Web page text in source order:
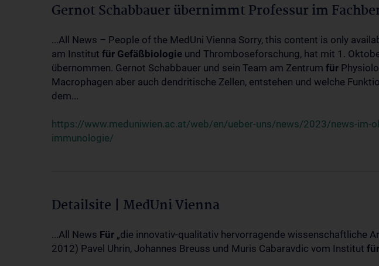
Gernot Schabbauer übernimmt Professur im
...All News – People of the MedUni Vienna Sorry, this content is only
am Institut für Gefäßbiologie und Thromboseforschung, hat mit 1.
übernommen. Gernot Schabbauer und sein Team am Zentrum für
Macrophagen aber auch dendritische Zellen, entstehen und welche
dem...
https://www.meduniwien.ac.at/web/en/ueber-uns/news/2023/news-
immunologie/
Detailsite | MedUni Vienna
...All News Für „die innovativ-qualitativ hervorragende wissenschaftliche
2012) Pavel Uhrin, Johannes Breuss und Muris Cabaravdic vom Institut für